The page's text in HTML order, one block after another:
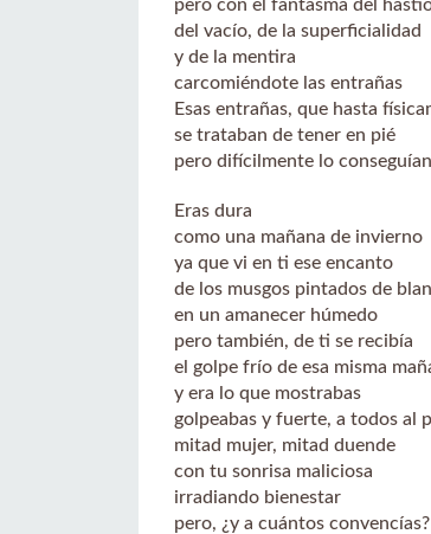
pero con el fantasma del
del vacío, de la superficialidad
y de la mentira
carcomiéndote las entrañas
Esas entrañas, que hasta
se trataban de tener en pié
pero difícilmente lo conseguían
Eras dura
como una mañana de invierno
ya que vi en ti ese encanto
de los musgos pintados de
en un amanecer húmedo
pero también, de ti se recibía
el golpe frío de esa misma
y era lo que mostrabas
golpeabas y fuerte, a todos al
mitad mujer, mitad duende
con tu sonrisa maliciosa
irradiando bienestar
pero, ¿y a cuántos convencías?